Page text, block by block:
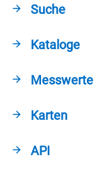
Suche
Kataloge
Messwerte
Karten
API